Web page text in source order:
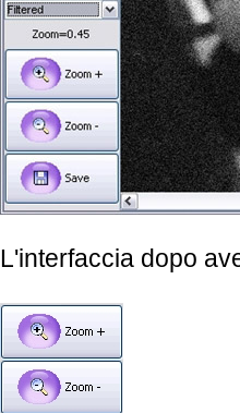
L'interfaccia dopo